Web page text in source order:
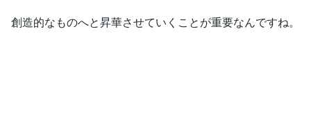
創造的なものへと昇華させていくことが重要なんですね。